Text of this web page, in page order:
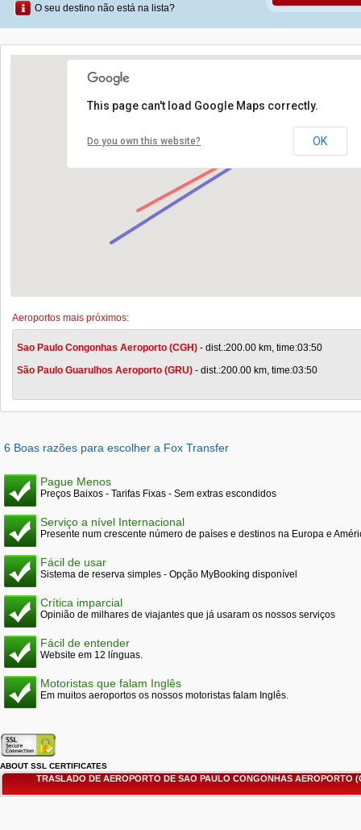
O seu destino não está na lista?
This page can't load Google Maps correctly.
Do you own this website? OK
Aeroportos mais próximos:
Sao Paulo Congonhas Aeroporto (CGH) - dist.:200.00 km, time:03:50
São Paulo Guarulhos Aeroporto (GRU) - dist.:200.00 km, time:03:50
6 Boas razões para escolher a Fox Transfer
Pague Menos
Preços Baixos - Tarifas Fixas - Sem extras escondidos
Serviço a nível Internacional
Presente num crescente número de países e destinos na Europa e
Fácil de usar
Sistema de reserva simples - Opção MyBooking disponível
Crítica imparcial
Opinião de milhares de viajantes que já usaram os nossos serviços
Fácil de entender
Website em 12 línguas.
Motoristas que falam Inglês
Em muitos aeroportos os nossos motoristas falam Inglês.
ABOUT SSL CERTIFICATES
TRASLADO DE AEROPORTO DE SAO PAULO CONGONHAS AEROPORTO